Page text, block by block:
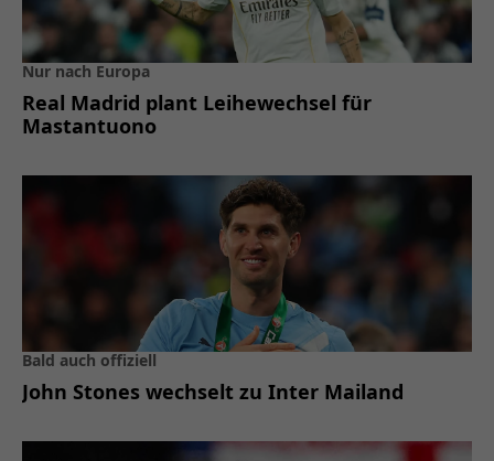
Nur nach Europa
Real Madrid plant Leihewechsel für
Mastantuono
Bald auch offiziell
John Stones wechselt zu Inter Mailand